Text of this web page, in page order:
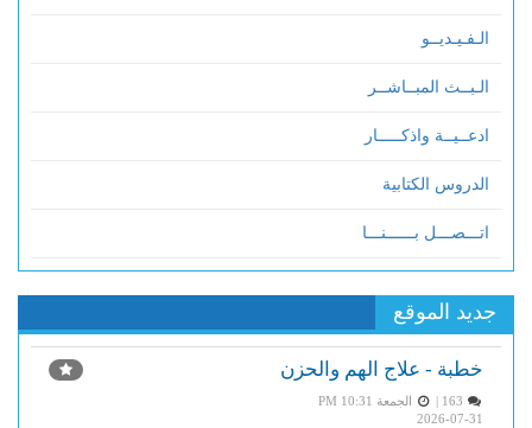
الـفـيـديــو
الـبــث المبــاشــر
ادعــيــة واذكـــــار
الدروس الكتابية
اتـــصـــل بــــــنـــا
جديد الموقع
خطبة - علاج الهم والحزن
الجمعة PM 10:31
2026-07-31